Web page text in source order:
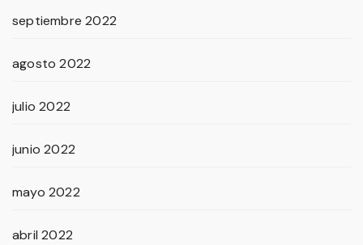
septiembre 2022
agosto 2022
julio 2022
junio 2022
mayo 2022
abril 2022